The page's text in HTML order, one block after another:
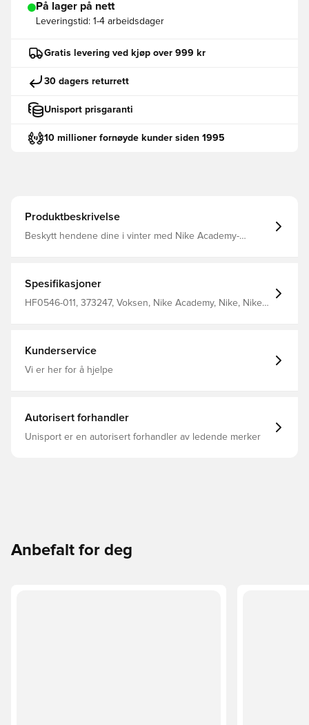
På lager på nett
Leveringstid: 1-4 arbeidsdager
Gratis levering ved kjøp over 999 kr
30 dagers returrett
Unisport prisgaranti
10 millioner fornøyde kunder siden 1995
Produktbeskrivelse
Beskytt hendene dine i vinter med Nike Academy-
en sikker passform 62% polyester 28% nylon 5% gummi
5% elastan
Spesifikasjoner
HF0546-011, 373247, Voksen, Nike Academy, Nike, Nike
Kunderservice
Vi er her for å hjelpe
Autorisert forhandler
Unisport er en autorisert forhandler av ledende merker
Anbefalt for deg